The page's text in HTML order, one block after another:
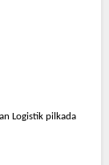
pilkada